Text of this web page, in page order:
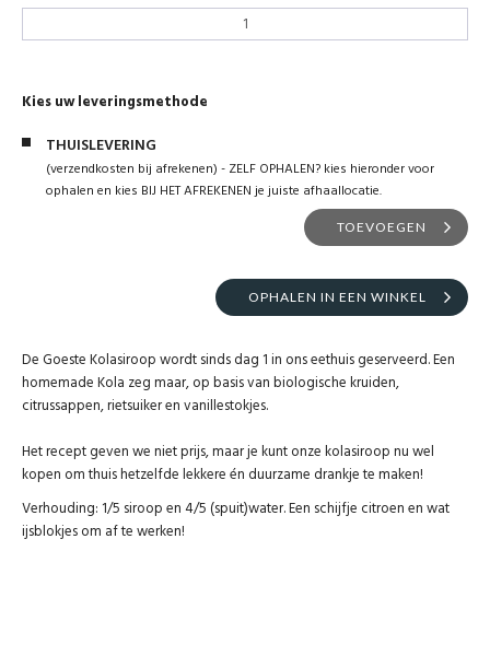
Kies uw leveringsmethode
THUISLEVERING
(verzendkosten bij afrekenen) - ZELF OPHALEN? kies hieronder voor
ophalen en kies BIJ HET AFREKENEN je juiste afhaallocatie.
TOEVOEGEN
OPHALEN IN EEN WINKEL
De Goeste Kolasiroop wordt sinds dag 1 in ons eethuis geserveerd. Een
homemade Kola zeg maar, op basis van biologische kruiden,
citrussappen, rietsuiker en vanillestokjes.
Het recept geven we niet prijs, maar je kunt onze kolasiroop nu wel
kopen om thuis hetzelfde lekkere én duurzame drankje te maken!
Verhouding: 1/5 siroop en 4/5 (spuit)water. Een schijfje citroen en wat
ijsblokjes om af te werken!